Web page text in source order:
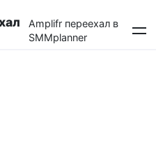
Amplifr переехал в
SMMplanner